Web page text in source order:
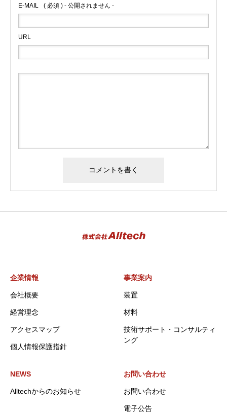
E-MAIL ( 必須 ) - 公開されません -
URL
企業情報
会社概要
経営理念
アクセスマップ
個人情報保護指針
事業案内
装置
材料
技術サポート・コンサルティ
ング
NEWS
Alltechからのお知らせ
お問い合わせ
お問い合わせ
電子公告